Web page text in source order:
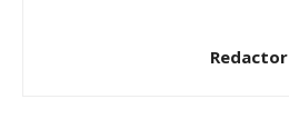
Redactor